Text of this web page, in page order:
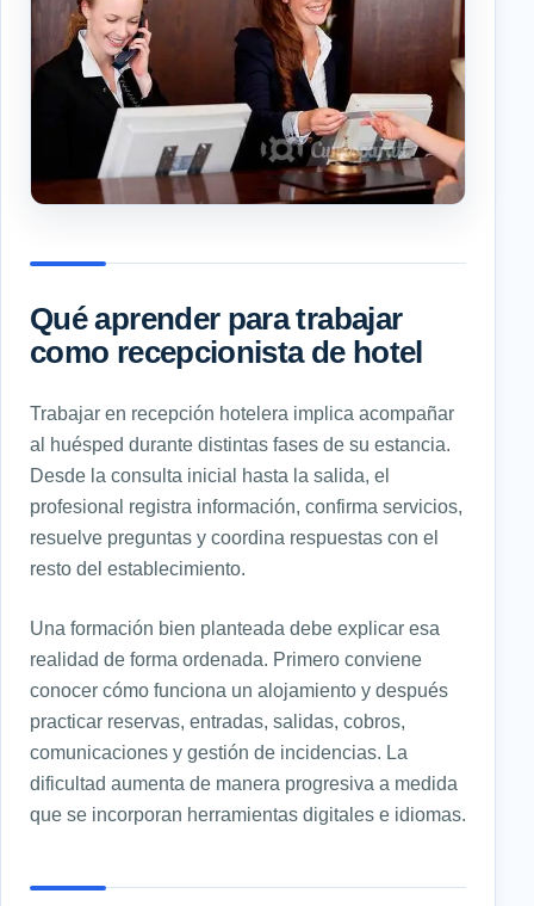
Qué aprender para trabajar
como recepcionista de hotel
Trabajar en recepción hotelera implica acompañar
al huésped durante distintas fases de su estancia.
Desde la consulta inicial hasta la salida, el
profesional registra información, confirma servicios,
resuelve preguntas y coordina respuestas con el
resto del establecimiento.
Una formación bien planteada debe explicar esa
realidad de forma ordenada. Primero conviene
conocer cómo funciona un alojamiento y después
practicar reservas, entradas, salidas, cobros,
comunicaciones y gestión de incidencias. La
dificultad aumenta de manera progresiva a medida
que se incorporan herramientas digitales e idiomas.